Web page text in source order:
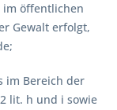
im öffentlichen
Gewalt erfolgt,
im Bereich der
lit. h und i sowie